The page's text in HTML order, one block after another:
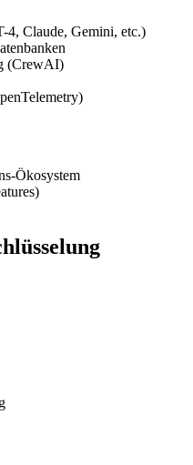
Claude, Gemini, etc.)
(CrewAI)
Ökosystem